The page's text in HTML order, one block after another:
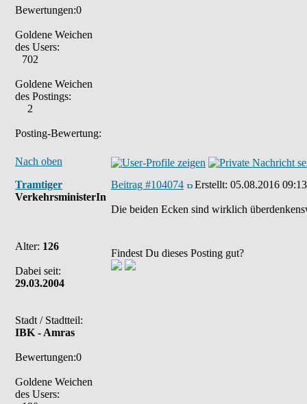
Bewertungen:0
Goldene Weichen
des Users:
702
Goldene Weichen
des Postings:
2
Posting-Bewertung:
Nach oben
Tramtiger
VerkehrsministerIn
Alter: 126
Dabei seit:
29.03.2004
Stadt / Stadtteil:
IBK - Amras
Bewertungen:0
Goldene Weichen
des Users:
Beitrag #104074 Erstellt: 05.08.2016 09:13
Die beiden Ecken sind wirklich
Findest Du dieses Posting gut?